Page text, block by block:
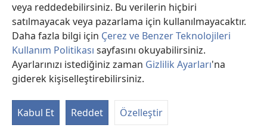
veya reddedebilirsiniz. Bu verilerin hiçbiri
satılmayacak veya pazarlama için kullanılmayacaktır.
Daha fazla bilgi için Çerez ve Benzer Teknolojileri
Kullanım Politikası sayfasını okuyabilirsiniz.
Ayarlarınızı istediğiniz zaman Gizlilik Ayarları'na
giderek kişiselleştirebilirsiniz.
Kabul Et Reddet Özelleştir
Meryem Tanrı’nın Annesi mi?
Hem Kutsal Yazılar hem de Hıristiyanlığın tarihi bu